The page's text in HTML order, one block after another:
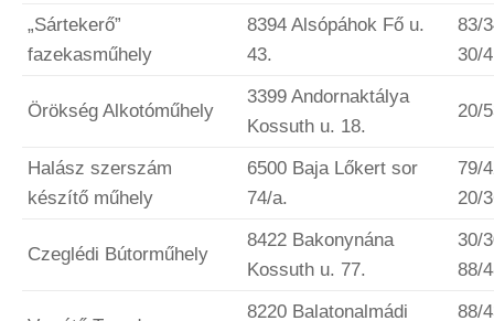
„Sártekerő”
fazekasműhely
8394 Alsópáhok Fő u.
43.
83/
30/
Örökség Alkotóműhely
3399 Andornaktálya
Kossuth u. 18.
20/
Halász szerszám
készítő műhely
6500 Baja Lőkert sor
74/a.
79/
20/
Czeglédi Bútorműhely
8422 Bakonynána
Kossuth u. 77.
30/
88/
8220 Balatonalmádi
88/